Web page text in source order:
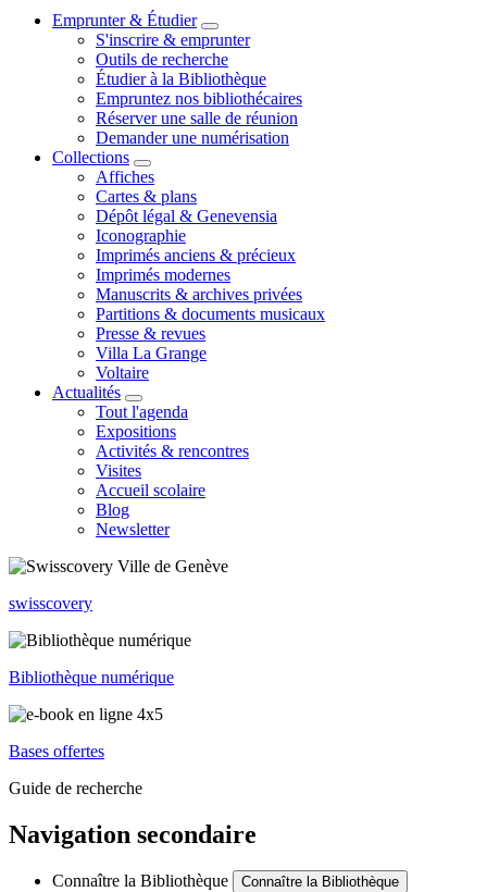
Emprunter & Étudier
S'inscrire & emprunter
Outils de recherche
Étudier à la Bibliothèque
Empruntez nos bibliothécaires
Réserver une salle de réunion
Demander une numérisation
Collections
Affiches
Cartes & plans
Dépôt légal & Genevensia
Iconographie
Imprimés anciens & précieux
Imprimés modernes
Manuscrits & archives privées
Partitions & documents musicaux
Presse & revues
Villa La Grange
Voltaire
Actualités
Tout l'agenda
Expositions
Activités & rencontres
Visites
Accueil scolaire
Blog
Newsletter
swisscovery
Bibliothèque numérique
Bases offertes
Guide de recherche
Navigation secondaire
Connaître la Bibliothèque Connaître la Bibliothèque